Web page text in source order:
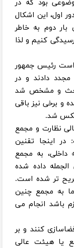
بود که در
اول، این اشکال
دوم به خاطر
نتوانستیم رسیدگی کنیم و لذا
رئیس جمهور
دادند و در
بحث و مشخص شد
و برخی نیز باقی
شد.
نظارت و مجمع
اینجا تقنین
به مجمع
داده شده
تر شده است.
به مجمع چنین
باشد انجام می
کنند و بر
یا هیئت عالی